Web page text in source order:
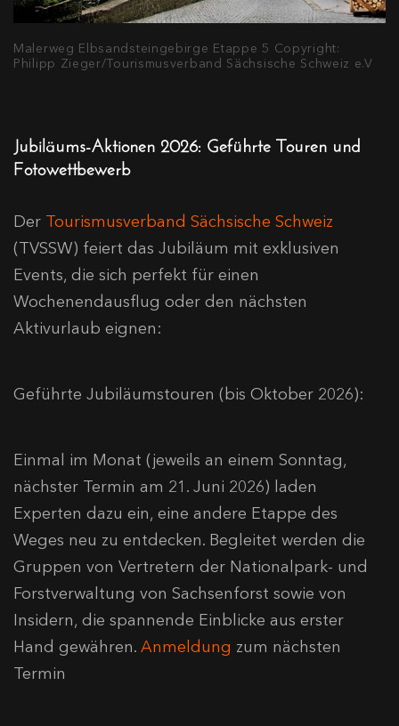
Malerweg Elbsandsteingebirge Etappe 5 Copyright:
Philipp Zieger/Tourismusverband Sächsische Schweiz e.V
Jubiläums-Aktionen 2026: Geführte Touren und
Fotowettbewerb
Der Tourismusverband Sächsische Schweiz
(TVSSW) feiert das Jubiläum mit exklusiven
Events, die sich perfekt für einen
Wochenendausflug oder den nächsten
Aktivurlaub eignen:
Geführte Jubiläumstouren (bis Oktober 2026):
Einmal im Monat (jeweils an einem Sonntag,
nächster Termin am 21. Juni 2026) laden
Experten dazu ein, eine andere Etappe des
Weges neu zu entdecken. Begleitet werden die
Gruppen von Vertretern der Nationalpark- und
Forstverwaltung von Sachsenforst sowie von
Insidern, die spannende Einblicke aus erster
Hand gewähren. Anmeldung zum nächsten
Termin